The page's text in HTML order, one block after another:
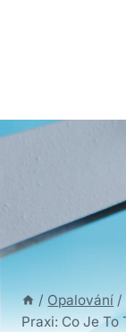
/ Opalování /
Praxi: Co Je